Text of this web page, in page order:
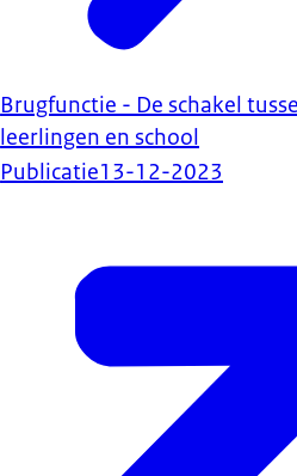
Brugfunctie - De schakel
leerlingen en school
Publicatie13-12-2023